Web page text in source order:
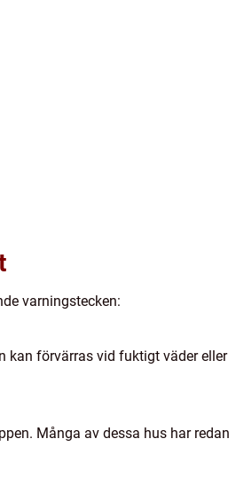
varningstecken:
kan förvärras vid fuktigt väder eller
Många av dessa hus har redan